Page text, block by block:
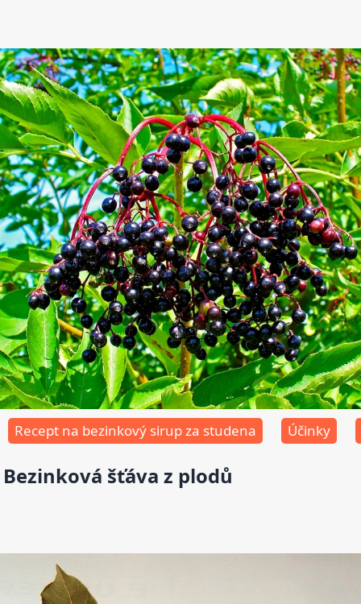
Recept na bezinkový sirup za studena Účinky
Bezinková šťáva z plodů